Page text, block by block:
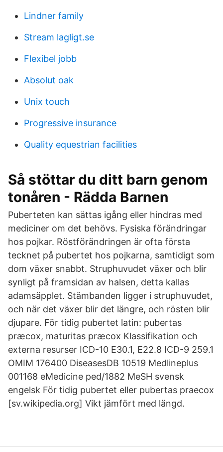
Lindner family
Stream lagligt.se
Flexibel jobb
Absolut oak
Unix touch
Progressive insurance
Quality equestrian facilities
Så stöttar du ditt barn genom
tonåren - Rädda Barnen
Puberteten kan sättas igång eller hindras med
mediciner om det behövs. Fysiska förändringar
hos pojkar. Röstförändringen är ofta första
tecknet på pubertet hos pojkarna, samtidigt som
dom växer snabbt. Struphuvudet växer och blir
synligt på framsidan av halsen, detta kallas
adamsäpplet. Stämbanden ligger i struphuvudet,
och när det växer blir det längre, och rösten blir
djupare. För tidig pubertet latin: pubertas
præcox, maturitas præcox Klassifikation och
externa resurser ICD-10 E30.1, E22.8 ICD-9 259.1
OMIM 176400 DiseasesDB 10519 Medlineplus
001168 eMedicine ped/1882 MeSH svensk
engelsk För tidig pubertet eller pubertas praecox
[sv.wikipedia.org] Vikt jämfört med längd.